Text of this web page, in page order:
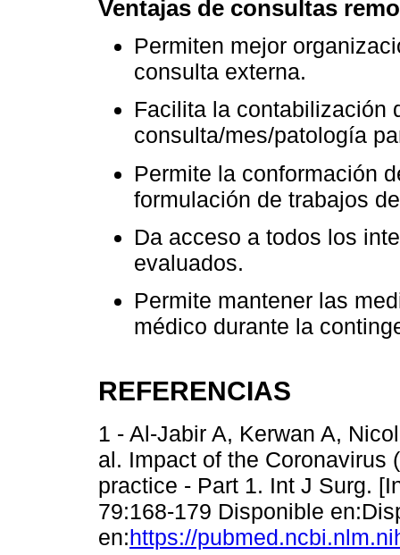
Ventajas de consultas
Permiten mejor
consulta externa.
Facilita la contabilización
consulta/mes/patología
Permite la conformación
formulación de trabajos
Da acceso a todos los
evaluados.
Permite mantener las
médico durante la
REFERENCIAS
1 - Al-Jabir A, Kerwan A,
al. Impact of the Coronavirus
practice - Part 1. Int J Surg.
79:168-179 Disponible
en:https://